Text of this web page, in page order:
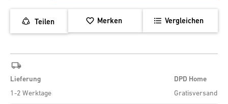
Teilen Merken Vergleichen
Lieferung
1-2 Werktage
DPD Home
Gratisversand